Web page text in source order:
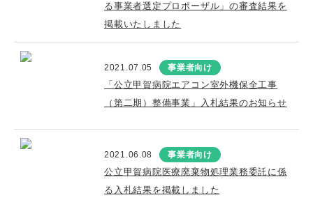
る事業者選定プロポーザル」の審査結果を
掲載いたしました
2021.07.05 事業者向け
「公立甲賀病院エアコン室外機保全工事
（第二期）整備事業」入札結果のお知らせ
2021.06.08 事業者向け
公立甲賀病院医療廃棄物処理業務委託に係
る入札結果を掲載しました